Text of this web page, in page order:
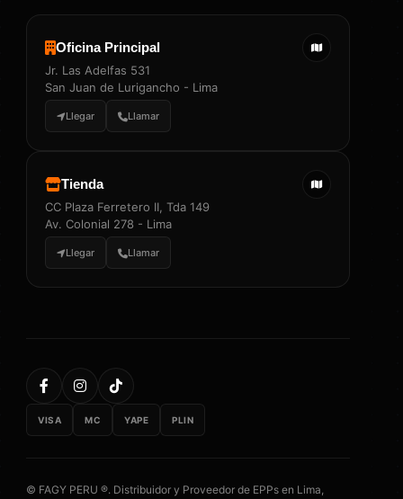
Oficina Principal
Jr. Las Adelfas 531
San Juan de Lurigancho - Lima
Llegar Llamar
Tienda
CC Plaza Ferretero II, Tda 149
Av. Colonial 278 - Lima
Llegar Llamar
VISA MC YAPE PLIN
© FAGY PERU ®. Distribuidor y Proveedor de EPPs en Lima,